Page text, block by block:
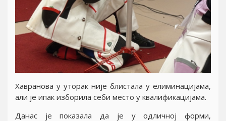
Хавранова у уторак ниjе блистала у елиминациjама,
али jе ипак изборила себи место у квалификациjама.
Данас jе показала да jе у одличноj форми,